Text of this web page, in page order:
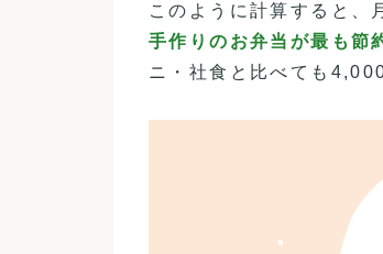
このように計算すると、
手作りのお弁当が最も節
ニ・社食と比べても